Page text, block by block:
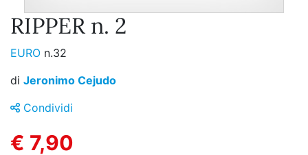
RIPPER n. 2
EURO n.32
di Jeronimo Cejudo
Condividi
€ 7,90